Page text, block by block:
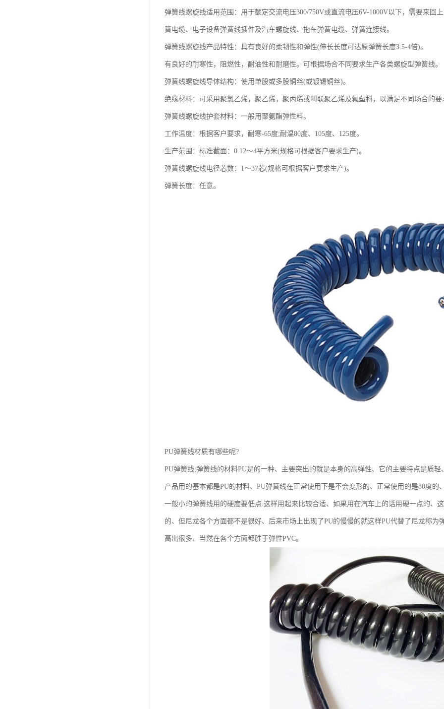
弹簧线螺旋线适用范围：用于额定交流电压300/750V或直流电压6V-1000V以下，需要来回
簧电缆、电子设备弹簧线插件及汽车螺旋线、拖车弹簧电缆、弹簧连接线。
弹簧线螺旋线产品特性：具有良好的柔韧性和弹性(伸长长度可达原弹簧长度3.5-4倍)。
有良好的耐寒性，阻燃性，耐油性和耐磨性。可根据场合不同要求生产各类螺旋型弹簧线。
弹簧线螺旋线导体结构：使用单股或多股铜丝(或镀锡铜丝)。
绝缘材料：可采用聚氯乙烯，聚乙烯，聚丙烯或叫联聚乙烯及氟塑科，以满足不同场合的要
弹簧线螺旋线护套材料：一般用聚氨酯弹性料。
工作温度：根据客户要求，耐寒-65度;耐温80度、105度、125度。
生产范围：标准截面：0.12～4平方米(规格可根据客户要求生产)。
弹簧线螺旋线电径芯数：1～37芯(规格可根据客户要求生产)。
弹簧长度：任意。
PU弹簧线材质有哪些呢?
PU弹簧线;弹簧线的材料PU是的一种、主要突出的就是本身的高弹性、它的主要特点是质
产品用的基本都是PU的材料、PU弹簧线在正常使用下是不会变形的、正常使用的是80度的
一般小的弹簧线用的硬度要低点.这样用起来比较合适、如果用在汽车上的话用硬一点的、
的、但尼龙各个方面都不是很好、后来市场上出现了PU的慢慢的就这样PU代替了尼龙称
高出很多、当然在各个方面都胜于弹性PVC。